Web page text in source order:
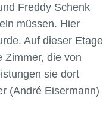
Freddy Schenk
müssen. Hier
Auf dieser Etage
Zimmer, die von
sie dort
(André Eisermann)